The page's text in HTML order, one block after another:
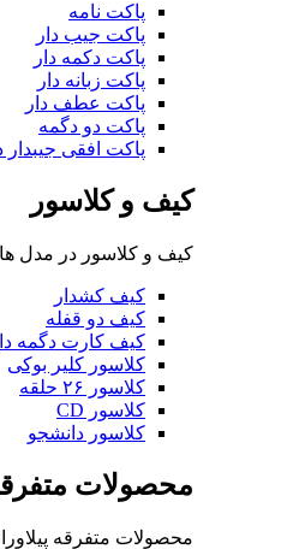
پاکت نامه
پاکت جیب دار
پاکت دکمه دار
پاکت زبانه دار
پاکت عطف دار
پاکت دو دگمه
پاکت افقی جیبدار
کیف و کلاسور
کیف و کلاسور در مدل
کیف کشدار
کیف دو قفله
کیف کارت دگمه
کلاسور کلیر بوکی
کلاسور ۲۶ حلقه
کلاسور CD
کلاسور دانشجو
محصولات
محصولات متفرقه